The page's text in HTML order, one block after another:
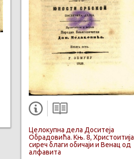
Целокупна дела Доситеја
Обрадовића. Књ. 8, Христоитија
сиреч благи обичаји и Венац од
алфавита